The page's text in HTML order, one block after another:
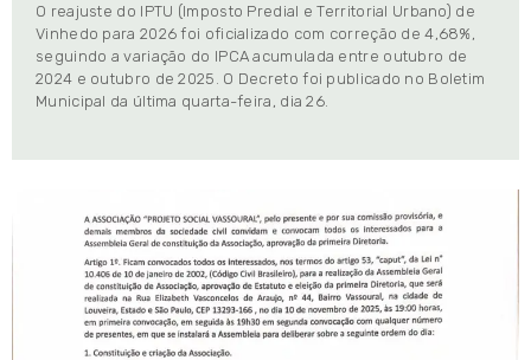
O reajuste do IPTU (Imposto Predial e Territorial Urbano) de
Vinhedo para 2026 foi oficializado com correção de 4,68%,
seguindo a variação do IPCA acumulada entre outubro de
2024 e outubro de 2025. O Decreto foi publicado no Boletim
Municipal da última quarta-feira, dia 26.